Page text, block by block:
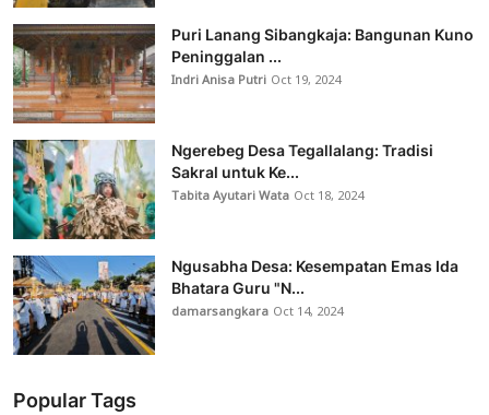
Puri Lanang Sibangkaja: Bangunan Kuno
Peninggalan ...
Indri Anisa Putri Oct 19, 2024
Ngerebeg Desa Tegallalang: Tradisi
Sakral untuk Ke...
Tabita Ayutari Wata Oct 18, 2024
Ngusabha Desa: Kesempatan Emas Ida
Bhatara Guru "N...
damarsangkara Oct 14, 2024
Popular Tags